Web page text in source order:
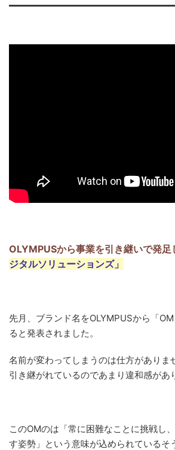
OLYMPUSから事業を引き継いで発足
ジタルソリューションズ」
先月、ブランド名をOLYMPUSから「
ると発表されました。
名前が変わってしまうのは仕方がありま
引き継がれているのであまり違和感があ
このOMのは「常に困難なことに挑戦し
す姿勢」という意味が込められているそ